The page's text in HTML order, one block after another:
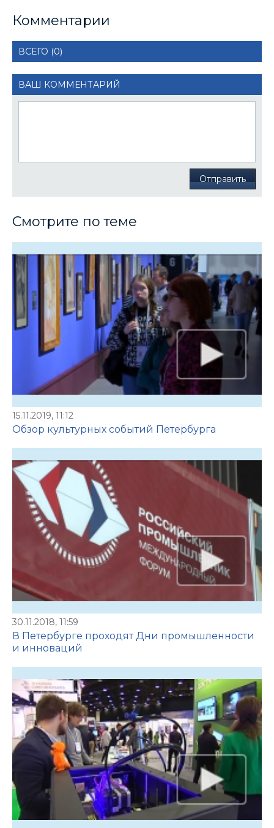
Комментарии
ВСЕГО (0)
ВАШ КОММЕНТАРИЙ
Отправить
Смотрите по теме
15.11.2019, 11:12
Обзор культурных событий Петербурга
30.11.2018, 11:59
В Петербурге проходят Дни промышленности
и инноваций